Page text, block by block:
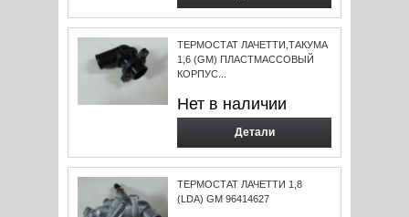
ТЕРМОСТАТ ЛАЧЕТТИ,ТАКУМА
1,6 (GM) ПЛАСТМАССОВЫЙ
КОРПУС...
Нет в наличии
Детали
ТЕРМОСТАТ ЛАЧЕТТИ 1,8
(LDA) GM 96414627